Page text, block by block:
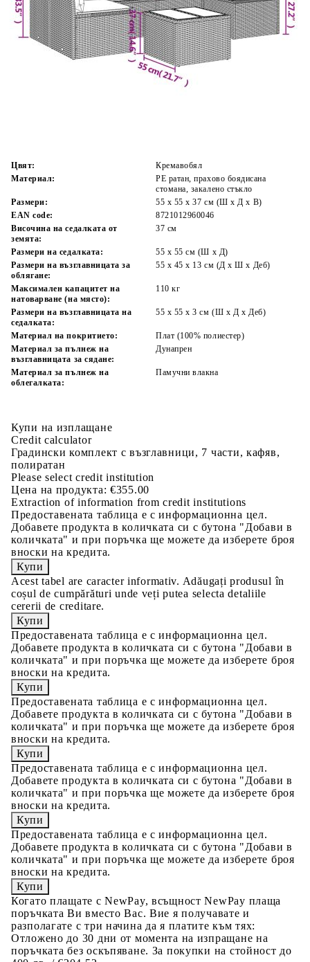
В наличност: 139 бр.
Време за доставка: 5 до 9 дни
Цвят:
Кремавобял
Материал:
PE ратан, прахово боядисана
стомана, закалено стъкло
Размери:
55 x 55 x 37 см (Ш x Д x В)
EAN code:
8721012960046
Височина на седалката от
земята:
37 см
Размери на седалката:
55 x 55 cм (Ш x Д)
Размери на възглавницата за
облягане:
55 x 45 x 13 см (Д х Ш x Деб)
Максимален капацитет на
натоварване (на място):
110 кг
Размери на възглавницата на
седалката:
55 x 55 x 3 см (Ш x Д x Деб)
Материал на покритието:
Плат (100% полиестер)
Материал за пълнеж на
възглавницата за сядане:
Дунапрен
Материал за пълнеж на
облегалката:
Памучни влакна
Купи на изплащане
Credit calculator
Градински комплект с възглавници, 7 части, кафяв,
полиратан
Please select credit institution
Цена на продукта: €355.00
Extraction of information from credit institutions
Предоставената таблица е с информационна цел.
Добавете продукта в количката си с бутона "Добави в
количката" и при поръчка ще можете да изберете броя
вноски на кредита.
Acest tabel are caracter informativ. Adăugați produsul în
coșul de cumpărături unde veți putea selecta detaliile
cererii de creditare.
Предоставената таблица е с информационна цел.
Добавете продукта в количката си с бутона "Добави в
количката" и при поръчка ще можете да изберете броя
вноски на кредита.
Предоставената таблица е с информационна цел.
Добавете продукта в количката си с бутона "Добави в
количката" и при поръчка ще можете да изберете броя
вноски на кредита.
Предоставената таблица е с информационна цел.
Добавете продукта в количката си с бутона "Добави в
количката" и при поръчка ще можете да изберете броя
вноски на кредита.
Предоставената таблица е с информационна цел.
Добавете продукта в количката си с бутона "Добави в
количката" и при поръчка ще можете да изберете броя
вноски на кредита.
Когато плащате с NewPay, всъщност NewPay плаща
поръчката Ви вместо Вас. Вие я получавате и
разполагате с три начина да я платите към тях:
Отложено до 30 дни от момента на изпращане на
поръчката без оскъпяване. За покупки на стойност до